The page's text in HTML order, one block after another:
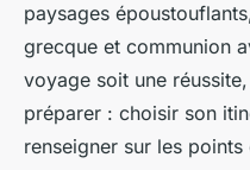
paysages
grecque et communion
voyage soit une
préparer : choisir son
renseigner sur les